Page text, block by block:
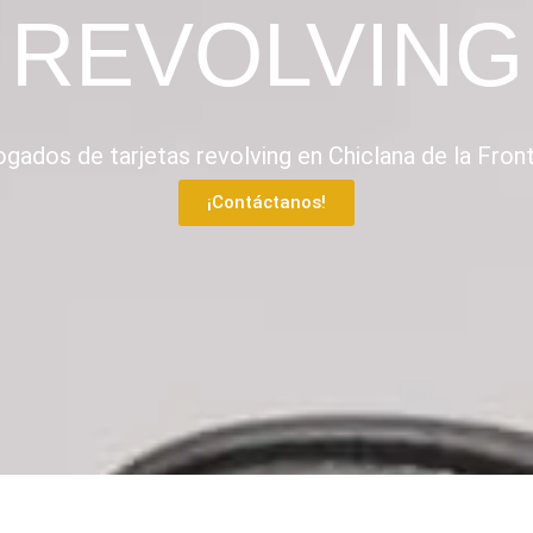
REVOLVING
de tarjetas revolving en Chiclana de la
¡Contáctanos!